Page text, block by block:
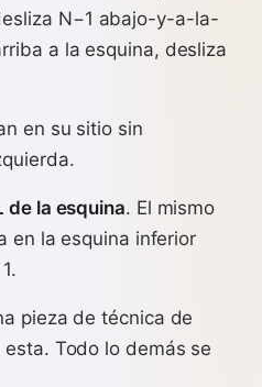
N−1 abajo-y-a-la-
a la esquina, desliza
en su sitio sin
de la esquina. El mismo
en la esquina inferior
pieza de técnica de
Todo lo demás se